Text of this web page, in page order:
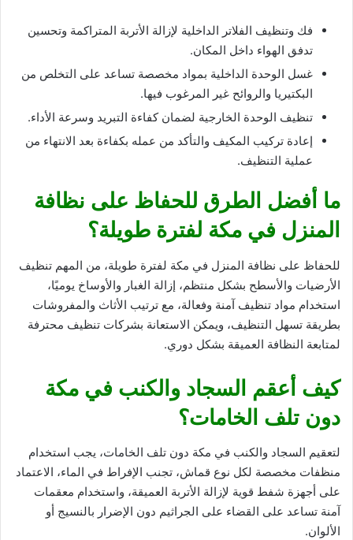
فك وتنظيف الفلاتر الداخلية لإزالة الأتربة المتراكمة وتحسين
تدفق الهواء داخل المكان.
غسل الوحدة الداخلية بمواد مخصصة تساعد على التخلص من
البكتيريا والروائح غير المرغوب فيها.
تنظيف الوحدة الخارجية لضمان كفاءة التبريد وسرعة الأداء.
إعادة تركيب المكيف والتأكد من عمله بكفاءة بعد الانتهاء من
عملية التنظيف.
ما أفضل الطرق للحفاظ على نظافة
المنزل في مكة لفترة طويلة؟
للحفاظ على نظافة المنزل في مكة لفترة طويلة، من المهم تنظيف
الأرضيات والأسطح بشكل منتظم، إزالة الغبار والأوساخ يوميًا،
استخدام مواد تنظيف آمنة وفعالة، مع ترتيب الأثاث والمفروشات
بطريقة تسهل التنظيف، ويمكن الاستعانة بشركات تنظيف محترفة
لمتابعة النظافة العميقة بشكل دوري.
كيف أعقم السجاد والكنب في مكة
دون تلف الخامات؟
لتعقيم السجاد والكنب في مكة دون تلف الخامات، يجب استخدام
منظفات مخصصة لكل نوع قماش، تجنب الإفراط في الماء، الاعتماد
على أجهزة شفط قوية لإزالة الأتربة العميقة، واستخدام معقمات
آمنة تساعد على القضاء على الجراثيم دون الإضرار بالنسيج أو
الألوان.